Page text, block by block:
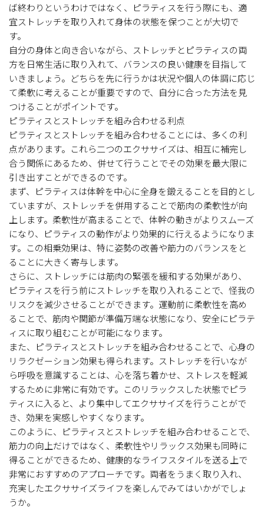
ば終わりというわけではなく、ピラティスを行う際にも、適
宜ストレッチを取り入れて身体の状態を保つことが大切で
す。
自分の身体と向き合いながら、ストレッチとピラティスの両
方を日常生活に取り入れて、バランスの良い健康を目指して
いきましょう。どちらを先に行うかは状況や個人の体調に応じ
て柔軟に考えることが重要ですので、自分に合った方法を見
つけることがポイントです。
ピラティスとストレッチを組み合わせる利点
ピラティスとストレッチを組み合わせることには、多くの利
点があります。これら二つのエクササイズは、相互に補完し
合う関係にあるため、併せて行うことでその効果を最大限に
引き出すことができるのです。
まず、ピラティスは体幹を中心に全身を鍛えることを目的とし
ていますが、ストレッチを併用することで筋肉の柔軟性が向
上します。柔軟性が高まることで、体幹の動きがよりスムーズ
になり、ピラティスの動作がより効果的に行えるようになりま
す。この相乗効果は、特に姿勢の改善や筋力のバランスをと
ることに大きく寄与します。
さらに、ストレッチには筋肉の緊張を緩和する効果があり、
ピラティスを行う前にストレッチを取り入れることで、怪我の
リスクを減少させることができます。運動前に柔軟性を高め
ることで、筋肉や関節が準備万端な状態になり、安全にピラテ
ィスに取り組むことが可能になります。
また、ピラティスとストレッチを組み合わせることで、心身の
リラクゼーション効果も得られます。ストレッチを行いなが
ら呼吸を意識することは、心を落ち着かせ、ストレスを軽減
するために非常に有効です。このリラックスした状態でピラ
ティスに入ると、より集中してエクササイズを行うことがで
き、効果を実感しやすくなります。
このように、ピラティスとストレッチを組み合わせることで、
筋力の向上だけではなく、柔軟性やリラックス効果も同時に
得ることができるため、健康的なライフスタイルを送る上で
非常におすすめのアプローチです。両者をうまく取り入れ、
充実したエクササイズライフを楽しんでみてはいかがでしょ
うか。